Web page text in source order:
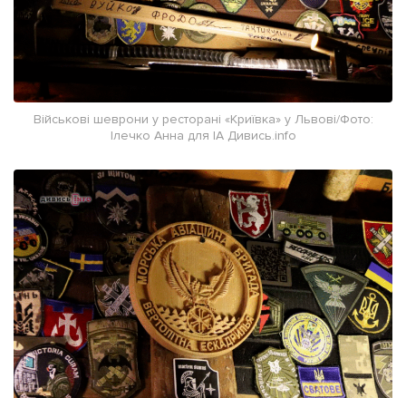
Військові шеврони у ресторані «Криївка» у Львові/Фото:
Ілечко Анна для ІА Дивись.info